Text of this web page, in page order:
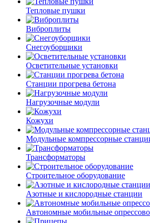
Тепловые пушки
Виброплиты
Снегоуборщики
Осветительные установки
Станции прогрева бетона
Нагрузочные модули
Кожухи
Модульные компрессорные
Трансформаторы
Строительное оборудование
Азотные и кислородные станции
Автономные мобильные